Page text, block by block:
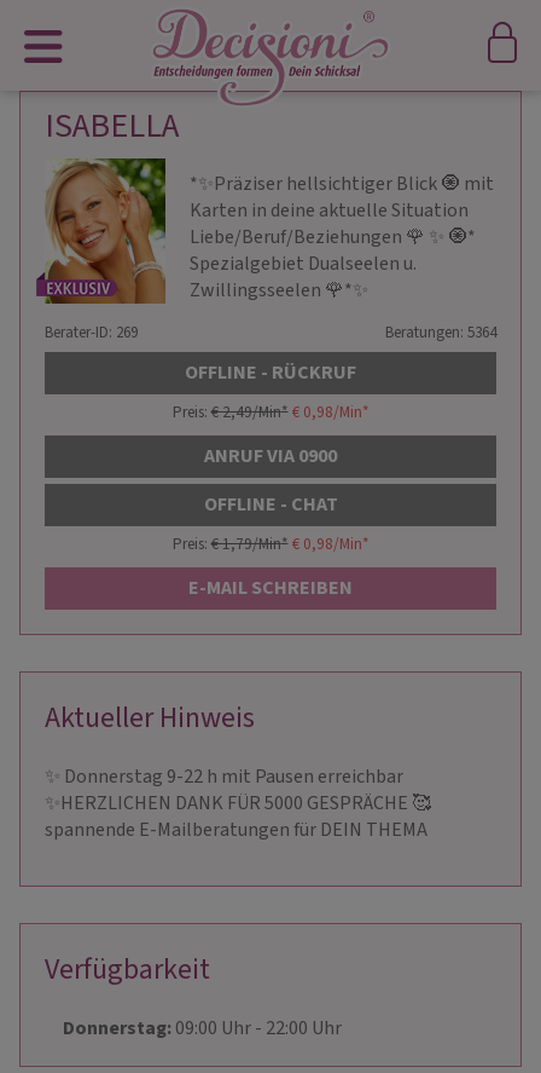
ISABELLA
*✨Präziser hellsichtiger Blick 🧿 mit
Karten in deine aktuelle Situation
Liebe/Beruf/Beziehungen 🌹 ✨ 🧿*
Spezialgebiet Dualseelen u.
Zwillingsseelen 🌹*✨
Berater-ID: 269 Beratungen: 5364
OFFLINE - RÜCKRUF
Preis:€ 2,49/Min*€ 0,98/Min*
ANRUF VIA 0900
OFFLINE - CHAT
Preis:€ 1,79/Min*€ 0,98/Min*
E-MAIL SCHREIBEN
Aktueller Hinweis
✨ Donnerstag 9-22 h mit Pausen erreichbar
✨HERZLICHEN DANK FÜR 5000 GESPRÄCHE 🥰
spannende E-Mailberatungen für DEIN THEMA
Verfügbarkeit
Donnerstag:09:00 Uhr- 22:00 Uhr